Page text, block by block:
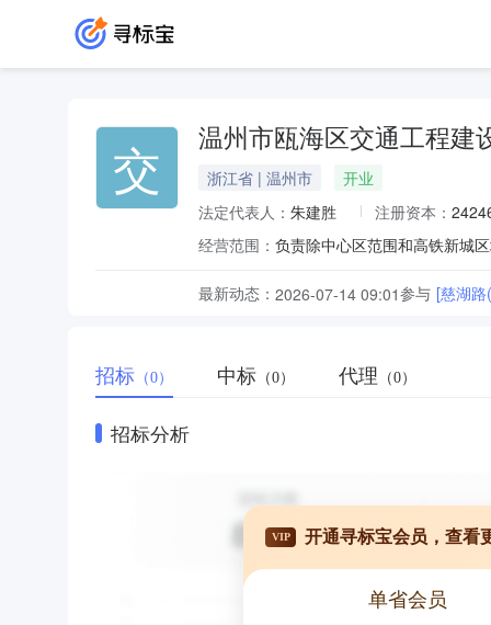
交 温州市瓯海区交通工程建
浙江省 | 温州市
开业
法定代表人： 朱建胜 注册资本：
经营范围： 负责除中心区范围和高铁新城
最新动态： 2026-07-14 09:01参与 [慈湖
招标 （0） 中标 （0） 代理 （0）
招标分析
VIP 开通寻标宝会员，查看
单省会员